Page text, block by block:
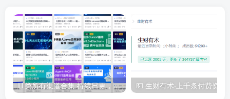
IT类所有渠道合集 持续日更，目前近四千多条资源 年费用户微信私信获取权限